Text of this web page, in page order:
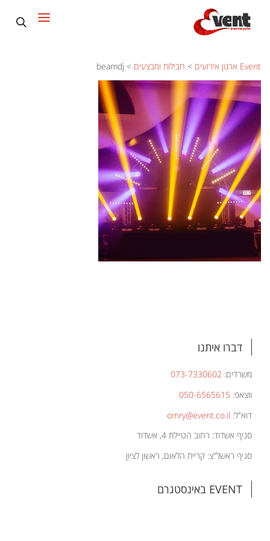
Event ארגון אירועים > חבילות ומבצעים >
beamdj
דברו איתנו
משרדים: 073-7330602
ווצאפ: 050-6565615
דוא"ל: omry@event.co.il
סניף אשדוד: רחוב הטיילת 4, אשדוד
סניף ראשל"צ: קריית הלאום, ראשון לציון
EVENT באינסטגרם